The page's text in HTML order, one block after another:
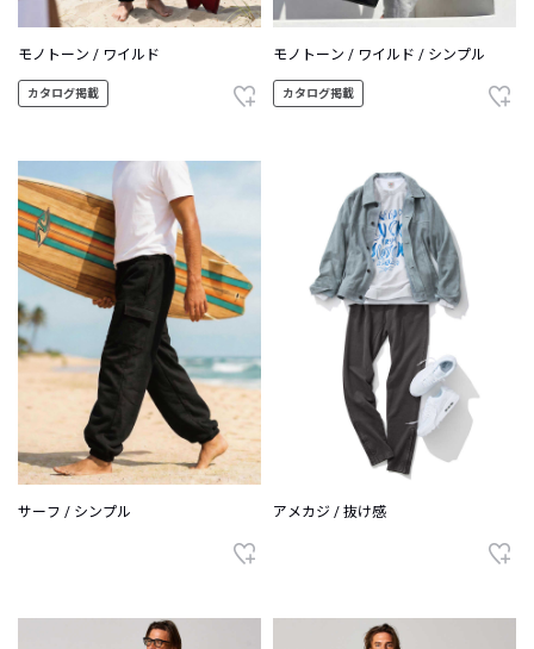
モノトーン / ワイルド
カタログ掲載
モノトーン / ワイルド / シンプル
カタログ掲載
サーフ / シンプル アメカジ / 抜け感